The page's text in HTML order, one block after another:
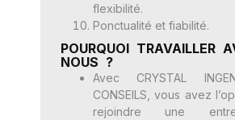
flexibilité.
Ponctualité et fiabilité.
POURQUOI TRAVAILLER
NOUS ?
Avec CRYSTAL
CONSEILS, vous avez
rejoindre une